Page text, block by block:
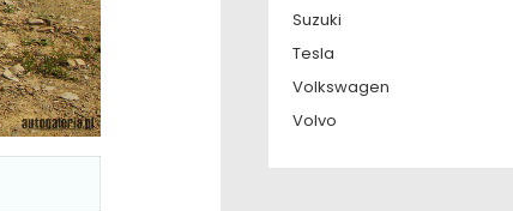
Suzuki
Tesla
Volkswagen
Volvo